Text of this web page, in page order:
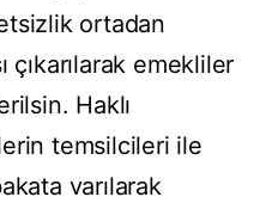
ortadan
çıkarılarak emekliler
Haklı
temsilcileri ile
varılarak